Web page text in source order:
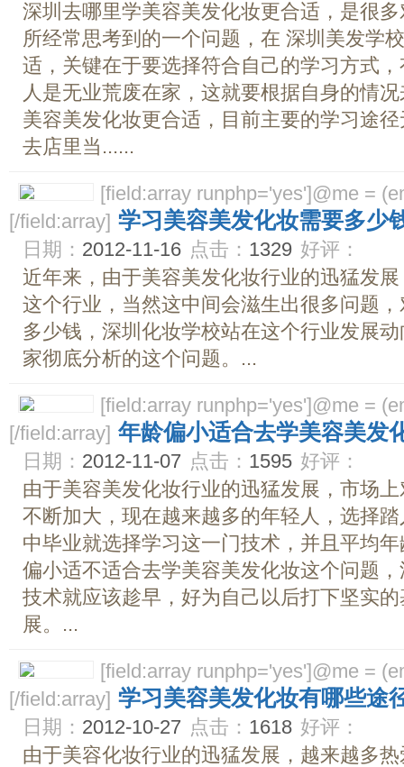
深圳去哪里学美容美发化妆更合适，是很
所经常思考到的一个问题，在 深圳美发学
适，关键在于要选择符合自己的学习方式
人是无业荒废在家，这就要根据自身的情
美容美发化妆更合适，目前主要的学习途
去店里当......
[field:array runphp='yes']@me =
[/field:array] 学习美容美发化妆需要多少
日期： 2012-11-16 点击： 1329 好评：
近年来，由于美容美发化妆行业的迅猛发
这个行业，当然这中间会滋生出很多问题
多少钱，深圳化妆学校站在这个行业发展
家彻底分析的这个问题。...
[field:array runphp='yes']@me =
[/field:array] 年龄偏小适合去学美容美发
日期： 2012-11-07 点击： 1595 好评：
由于美容美发化妆行业的迅猛发展，市场
不断加大，现在越来越多的年轻人，选择
中毕业就选择学习这一门技术，并且平均
偏小适不适合去学美容美发化妆这个问题
技术就应该趁早，好为自己以后打下坚实
展。...
[field:array runphp='yes']@me =
[/field:array] 学习美容美发化妆有哪些途
日期： 2012-10-27 点击： 1618 好评：
由于美容化妆行业的迅猛发展，越来越多